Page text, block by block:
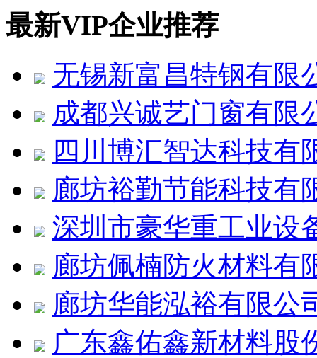
最新VIP企业推荐
无锡新富昌特钢有限
成都兴诚艺门窗有限
四川博汇智达科技有
廊坊裕勤节能科技有
深圳市豪华重工业设
廊坊佩楠防火材料有
廊坊华能泓裕有限公
广东鑫佑鑫新材料股